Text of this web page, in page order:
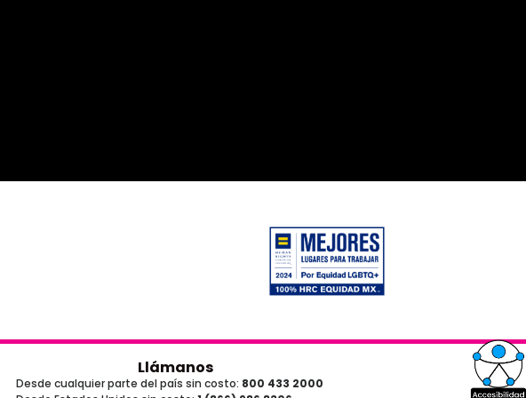
Llámanos
Desde cualquier parte del país sin costo: 800 433 2000